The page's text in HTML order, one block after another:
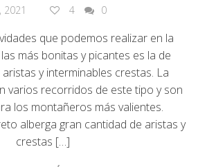
2021 4 0
que podemos realizar en la
más bonitas y picantes es la de
y interminables crestas. La
varios recorridos de este tipo y son
los montañeros más valientes.
alberga gran cantidad de aristas y
crestas […]